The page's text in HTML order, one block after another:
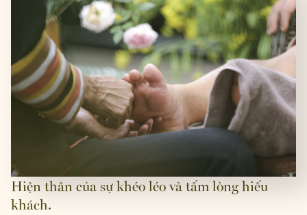
Hiện thân của sự khéo léo và tấm lòng hiếu
khách.